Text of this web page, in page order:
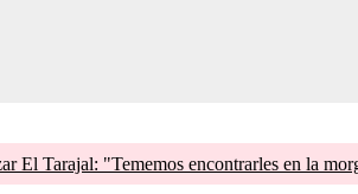
El Tarajal: "Tememos encontrarles en la